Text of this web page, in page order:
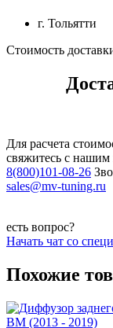
г. Тольятти
Стоимость
Для расчета
свяжитесь с нашим
8(800)101-08-26
sales@mv-tuning.ru
есть вопрос?
Начать чат со
Похожие